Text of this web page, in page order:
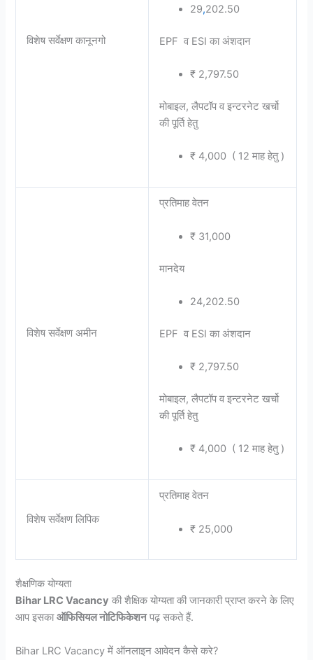
विशेष सर्वेक्षण कानूनगो
29,202.50
EPF व ESI का अंशदान
₹ 2,797.50
मोबाइल, लैपटॉप व इन्टरनेट खर्चो
की पूर्ति हेतु
₹ 4,000 ( 12 माह हेतु )
विशेष सर्वेक्षण अमीन
प्रतिमाह वेतन
₹ 31,000
मानदेय
24,202.50
EPF व ESI का अंशदान
₹ 2,797.50
मोबाइल, लैपटॉप व इन्टरनेट खर्चो
की पूर्ति हेतु
₹ 4,000 ( 12 माह हेतु )
विशेष सर्वेक्षण लिपिक
प्रतिमाह वेतन
₹ 25,000
शैक्षणिक योग्यता
Bihar LRC Vacancy की शैक्षिक योग्यता की जानकारी प्राप्त करने के लिए
आप इसकाऑफिसियल नोटिफिकेशनपढ़ सकते हैं.
Bihar LRC Vacancy में ऑनलाइन आवेदन कैसे करे?